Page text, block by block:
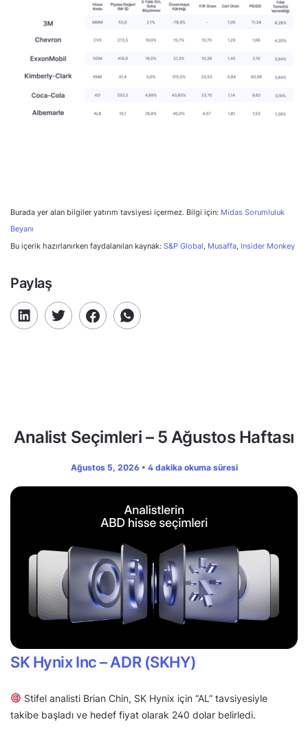
Burada yer alan bilgiler yatırım tavsiyesi içermez. Bilgi için: Midas Sorumluluk
Beyanı
Bu içerik hazırlanırken faydalanılan kaynak: S&P Global, Musaffa, Insider Monkey
Paylaş
Analist Seçimleri – 5 Ağustos Haftası
Ağustos 5, 2026 • 4 dakika okuma süresi
SK Hynix Inc – ADR (SKHY)
Stifel analisti Brian Chin, SK Hynix için “AL” tavsiyesiyle
takibe başladı ve hedef fiyat olarak 240 dolar belirledi.